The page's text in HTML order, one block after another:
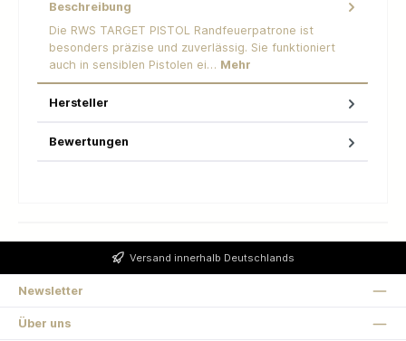
Beschreibung
Die RWS TARGET PISTOL Randfeuerpatrone ist
besonders präzise und zuverlässig. Sie funktioniert
auch in sensiblen Pistolen ei… Mehr
Hersteller
Bewertungen
Versand innerhalb Deutschlands
Newsletter
Über uns